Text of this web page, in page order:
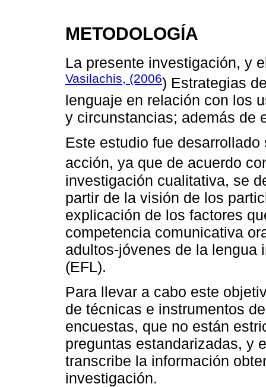
METODOLOGÍA
La presente investigación, y
Vasilachis, (2006) Estrategias
lenguaje en relación con los
y circunstancias; además de
Este estudio fue
acción, ya que de acuerdo
investigación cualitativa, se
partir de la visión de los
explicación de los factores
competencia comunicativa
adultos-jóvenes de la lengua
(EFL).
Para llevar a cabo este
de técnicas e instrumentos
encuestas, que no están
preguntas estandarizadas, y
transcribe la información
investigación.